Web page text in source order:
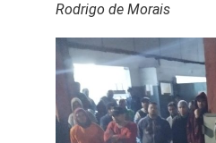
Rodrigo de Morais